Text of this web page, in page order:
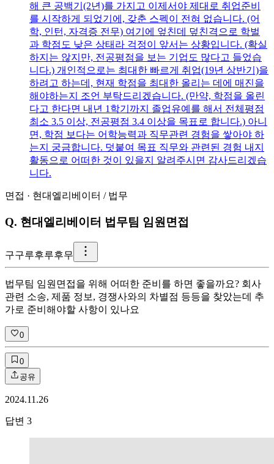
해 큰 공백기(2년)를 가지고 이제서야 제대로 취업준비
를 시작하게 되었기에, 갖춘 스펙이 전혀 없습니다. (어
학, 인턴, 자격증 전무) 여기에 엎친데 덮친격으로 학벌
과 학점도 낮은 상태라 걱정이 앞서는 상황입니다. (확실
하지는 않지만, 전공평점을 보는 기업도 많다고 들었습
니다.) 개인적으로는 최대한 빠르게 취업(19년 상반기)을
하려고 하는데, 현재 학점을 최대한 올리는 데에 매진을
해야하는지 조언 부탁드리겠습니다. (만약, 학점을 올린
다고 한다면 내년 1학기까지 졸업유예를 해서 전체평점
최소 3.5 이상, 전공평점 3.4 이상을 목표로 합니다.) 아니
면, 학점 보다는 어학능력과 직무관련 경험을 쌓아야 하
는지 궁금합니다. 덧붙여 목표 직무와 관련된 경험 내지
활동으로 어떠한 것이 있을지 알려주시면 감사드리겠습
니다.
면접 · 현대엘리베이터 / 법무
Q. 현대엘리베이터 법무팀 임원면접
구구루후루후무
법무팀 임원면접을 위해 어떠한 준비를 하면 좋을까요? 회사
관련 소송, 제품 정보, 경쟁사와의 차별점 등등을 찾았는데 추
가로 준비해야할 사항이 있나요
0
0
공유
2024.11.26
답변 3